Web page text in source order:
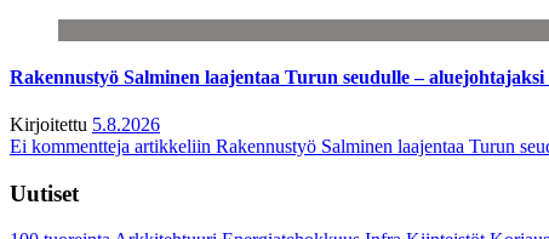
Rakennustyö Salminen laajentaa Turun seudulle –
Kirjoitettu 5.8.2026
Ei kommentteja artikkeliin Rakennustyö Salminen laajentaa Turun
Uutiset